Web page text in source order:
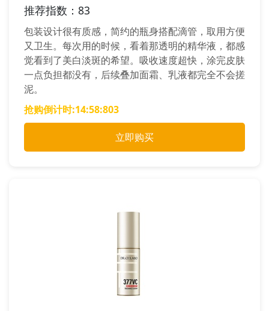
推荐指数：83
包装设计很有质感，简约的瓶身搭配滴管，取用方便
又卫生。每次用的时候，看着那透明的精华液，都感
觉看到了美白淡斑的希望。吸收速度超快，涂完皮肤
一点负担都没有，后续叠加面霜、乳液都完全不会搓
泥。
抢购倒计时:14:58:706
立即购买